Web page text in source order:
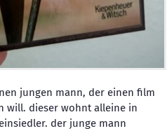
jungen mann, der einen film
will. dieser wohnt alleine in
der junge mann